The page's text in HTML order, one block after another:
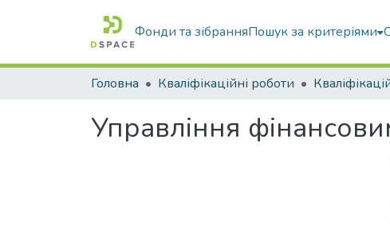
Фонди та зібранняПошук за критеріями
Головна Кваліфікаційні роботи
Управління